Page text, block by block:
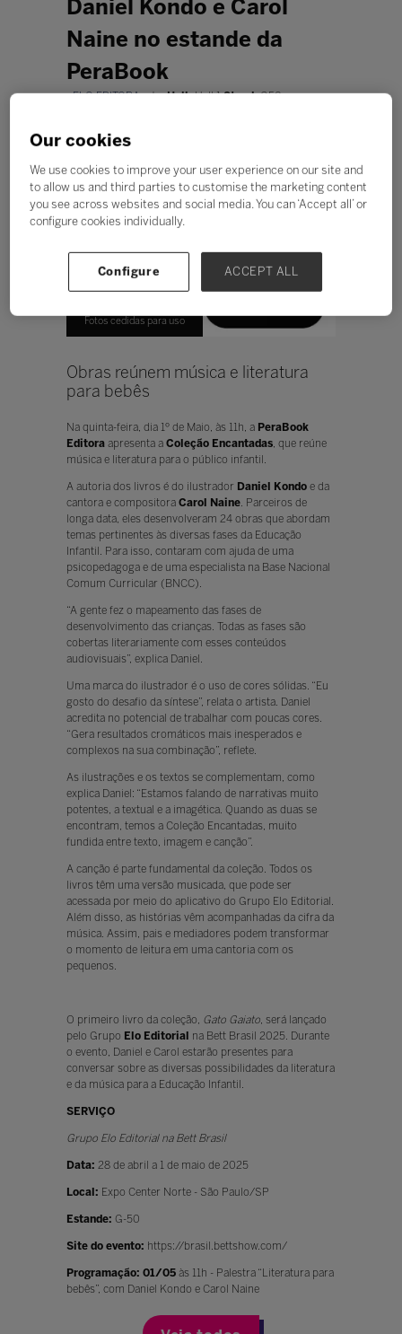
Daniel Kondo e Carol
Naine no estande da
PeraBook
ELO EDITORA Hall:Hall 1Stand:G50
Fotos cedidas para uso
Obras reúnem música e literatura
para bebês
Na quinta-feira, dia 1º de Maio, às 11h, aPeraBook
Editora apresenta a Coleção Encantadas, que reúne
música e literatura para o público infantil.
A autoria dos livros é do ilustrador Daniel Kondoe da
cantora e compositora Carol Naine. Parceiros de
longa data, eles desenvolveram 24 obras que abordam
temas pertinentes às diversas fases da Educação
Infantil. Para isso, contaram com ajuda de uma
psicopedagoga e de uma especialista na Base Nacional
Comum Curricular (BNCC).
“A gente fez o mapeamento das fases de
desenvolvimento das crianças. Todas as fases são
cobertas literariamente com esses conteúdos
audiovisuais”, explica Daniel.
Uma marca do ilustrador é o uso de cores sólidas. “Eu
gosto do desafio da síntese”, relata o artista. Daniel
acredita no potencial de trabalhar com poucas cores.
“Gera resultados cromáticos mais inesperados e
complexos na sua combinação”, reflete.
As ilustrações e os textos se complementam, como
explica Daniel: “Estamos falando de narrativas muito
potentes, a textual e a imagética. Quando as duas se
encontram, temos a Coleção Encantadas, muito
fundida entre texto, imagem e canção”.
A canção é parte fundamental da coleção. Todos os
livros têm uma versão musicada, que pode ser
acessada por meio do aplicativo do Grupo Elo Editorial.
Além disso, as histórias vêm acompanhadas da cifra da
música. Assim, pais e mediadores podem transformar
o momento de leitura em uma cantoria com os
pequenos.
O primeiro livro da coleção, Gato Gaiato, será lançado
pelo Grupo Elo Editorial na Bett Brasil 2025. Durante
o evento, Daniel e Carol estarão presentes para
conversar sobre as diversas possibilidades da literatura
e da música para a Educação Infantil.
SERVIÇO
Grupo Elo Editorial na Bett Brasil
Data: 28 de abril a 1 de maio de 2025
Local: Expo Center Norte - São Paulo/SP
Estande: G-50
Site do evento: https://brasil.bettshow.com/
Programação: 01/05 às 11h - Palestra “Literatura para
bebês”, com Daniel Kondo e Carol Naine
Our cookies
We use cookies to improve your user experience on our site and
to allow us and third parties to customise the marketing content
you see across websites and social media. You can ‘Accept all’ or
configure cookies individually.
Configure ACCEPT ALL